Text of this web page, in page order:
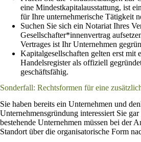
eine Mindestkapitalausstattung, ist
für Ihre unternehmerische Tätigkeit
Suchen Sie sich ein Notariat Ihres
Gesellschafter*innenvertrag
Vertrages ist Ihr Unternehmen
Kapitalgesellschaften gelten erst mit
Handelsregister als offiziell
geschäftsfähig.
Sonderfall: Rechtsformen für eine
Sie haben bereits ein Unternehmen und
Unternehmensgründung interessiert Sie
bestehende Unternehmen müssen bei der
Standort über die organisatorische Form